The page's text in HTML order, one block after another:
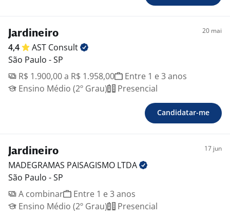
Jardineiro 20 mai
4,4 AST Consult
São Paulo - SP
R$ 1.900,00 a R$ 1.958,00
Entre 1 e 3 anos
Ensino Médio (2º Grau)
Presencial
Candidatar-me
Jardineiro 17 jun
MADEGRAMAS PAISAGISMO LTDA
São Paulo - SP
A combinar
Entre 1 e 3 anos
Ensino Médio (2º Grau)
Presencial